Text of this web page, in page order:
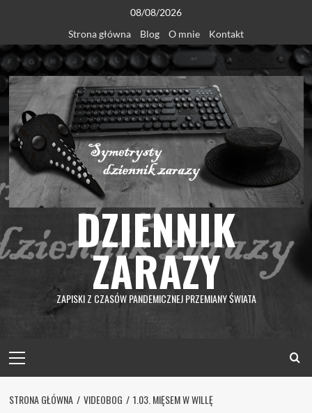
content
08/08/2026
Strona główna
Blog O mnie Kontakt
DZIENNIK
ZARAZY
ZAPISKI Z CZASÓW PANDEMICZNEJ PRZEMIANY ŚWIATA
Menu
STRONA GŁÓWNA VIDEOBOG 1.03. MIĘSEM W WILLĘ